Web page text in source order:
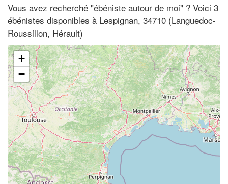
Vous avez recherché "ébéniste autour de moi" ? Voici 3
ébénistes disponibles à Lespignan, 34710 (Languedoc-
Roussillon, Hérault)
+
−